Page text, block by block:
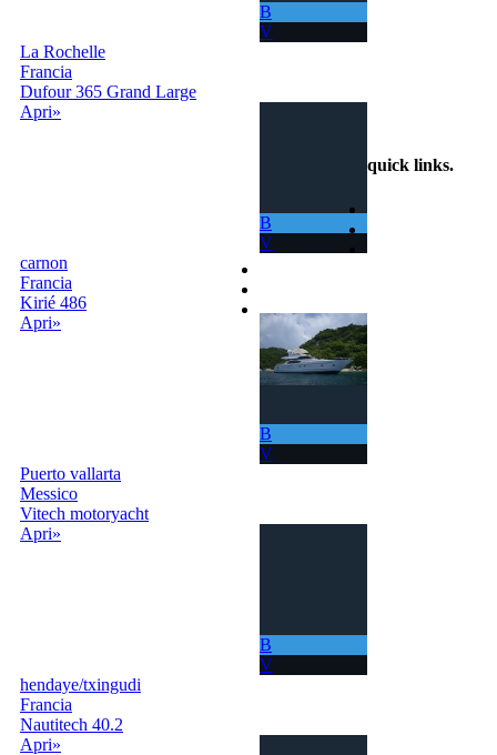
B
V
La Rochelle
Francia
Dufour 365 Grand Large
Apri»
B
V
carnon
Francia
Kirié 486
Apri»
B
V
Puerto vallarta
Messico
Vitech motoryacht
Apri»
B
V
hendaye/txingudi
Francia
Nautitech 40.2
Apri»
quick links.